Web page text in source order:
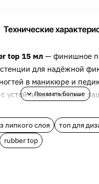
Технические
top 15 мл — финишное
для надёжной
в маникюре и
устойчивым глянцем,
идеальной основой
блёстки, пудра,
липкого слоя
топ для
rubber top